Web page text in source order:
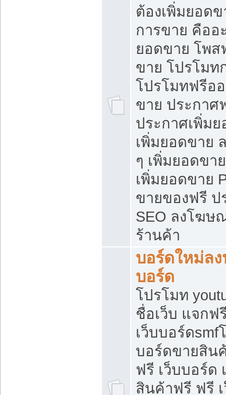
ต้องเพิ่มยอด
การขาย คืออ
ยอดขาย โพส
ขาย โปรโมท
โปรโมทฟรีอ
ขาย ประกาศ
ประกาศเพิ่ม
เพิ่มยอดขาย
ๆ เพิ่มยอดขา
เพิ่มยอดขาย
ขายของฟรี ป
SEO ลงโฆษ
ร้านค้า
บอร์ดใหม่ลง
บอร์ด
โปรโมท
ชื่อเว็บ แจกฟ
เว็บบอร์ดsmf
บอร์ดขายสิน
ฟรี เว็บบอร์ด
สินค้าฟรี ฟรี